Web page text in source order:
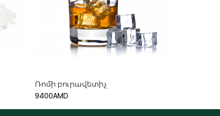
Ռոմի բուրավետիչ
9400AMD